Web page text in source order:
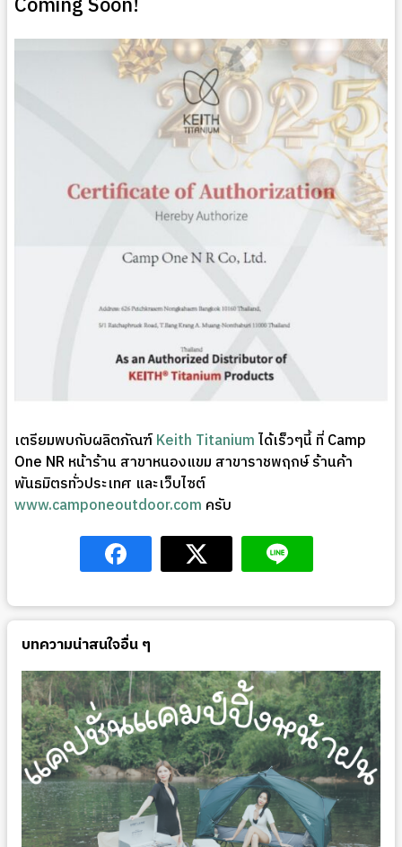
เตรียมพบกับผลิตภัณฑ์Keith Titaniumได้เร็วๆนี้ ที่ Camp
One NR หน้าร้าน สาขาหนองแขม สาขาราชพฤกษ์ ร้านค้า
พันธมิตรทั่วประเทศ และเว็บไซต์
www.camponeoutdoor.com ครับ
บทความน่าสนใจอื่น ๆ